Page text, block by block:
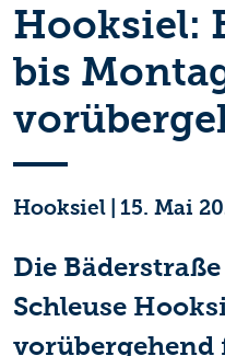
Hooksiel:
bis
Hooksiel 15. Mai
Die
Schleuse
vorübergehend